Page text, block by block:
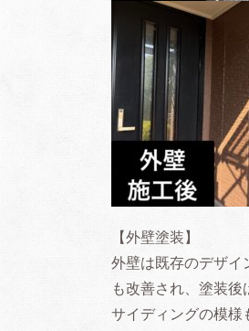
【外壁塗装】
外壁は既存のデザイ
も改善され、塗装後
サイディングの模様